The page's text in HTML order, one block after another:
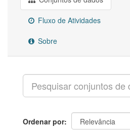
Fluxo de Atividades
Sobre
Ordenar por